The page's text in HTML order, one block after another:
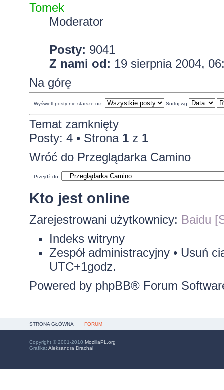
Tomek
Moderator
Posty: 9041
Z nami od: 19 sierpnia 2004,
Na górę
Wyświetl posty nie starsze niż: Sortuj wg
Temat zamknięty
Posty: 4 • Strona 1z 1
Wróć do Przeglądarka Camino
Przejdź do:
Kto jest online
Zarejestrowani użytkownicy: Baidu
Indeks witryny
Zespół administracyjny• Usuń
UTC+1godz.
Powered by phpBB® Forum
STRONA GŁÓWNA FORUM
Copyright © 2001-2010 MozillaPL.org
Grafika: Aleksandra Drachal